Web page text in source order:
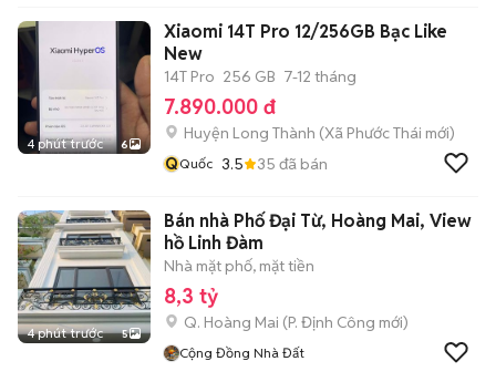
4 phút trước 6
Xiaomi 14T Pro 12/256GB Bạc Like
New
14T Pro 256 GB 7-12 tháng
7.890.000 đ
Huyện Long Thành (Xã Phước Thái mới)
QQuốc 3.5 35 đã bán
4 phút trước 5
Bán nhà Phố Đại Từ, Hoàng Mai, View
hồ Linh Đàm
Nhà mặt phố, mặt tiền
8,3 tỷ
Q. Hoàng Mai (P. Định Công mới)
Cộng Đồng Nhà Đất